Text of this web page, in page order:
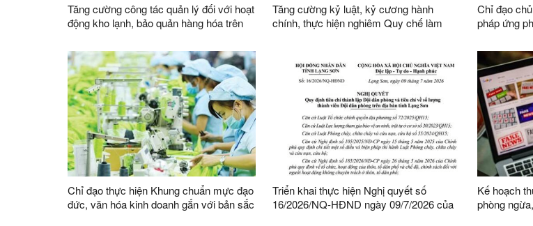
Tăng cường công tác quản lý đối với hoạt
động kho lạnh, bảo quản hàng hóa trên
Tăng cường kỷ luật, kỷ cương hành
chính, thực hiện nghiêm Quy chế làm
Chỉ đạo
pháp ứng
Chỉ đạo thực hiện Khung chuẩn mực đạo
đức, văn hóa kinh doanh gắn với bản sắc
Triển khai thực hiện Nghị quyết số
16/2026/NQ-HĐND ngày 09/7/2026 của
Kế hoạch
phòng